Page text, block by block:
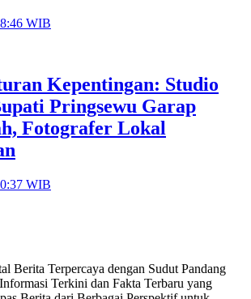
WIB
Kepentingan: Studio
Pringsewu Garap
Fotografer Lokal
WIB
Berita Terpercaya dengan Sudut Pandang
Terkini dan Fakta Terbaru yang